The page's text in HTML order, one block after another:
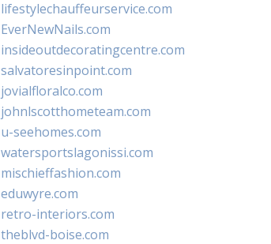
lifestylechauffeurservice.com
EverNewNails.com
insideoutdecoratingcentre.com
salvatoresinpoint.com
jovialfloralco.com
johnlscotthometeam.com
u-seehomes.com
watersportslagonissi.com
mischieffashion.com
eduwyre.com
retro-interiors.com
theblvd-boise.com